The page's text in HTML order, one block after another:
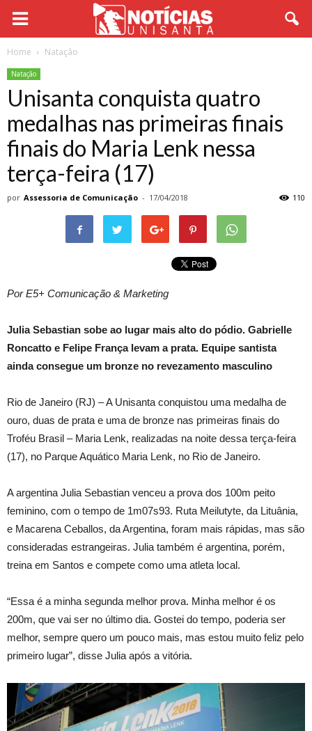
Home Natação
Natação
Unisanta conquista quatro
medalhas nas primeiras finais
finais do Maria Lenk nessa
terça-feira (17)
por Assessoria de Comunicação - 17/04/2018 110
Por E5+ Comunicação & Marketing
Julia Sebastian sobe ao lugar mais alto do pódio. Gabrielle
Roncatto e Felipe França levam a prata. Equipe santista
ainda consegue um bronze no revezamento masculino
Rio de Janeiro (RJ) – A Unisanta conquistou uma medalha de
ouro, duas de prata e uma de bronze nas primeiras finais do
Troféu Brasil – Maria Lenk, realizadas na noite dessa terça-feira
(17), no Parque Aquático Maria Lenk, no Rio de Janeiro.
A argentina Julia Sebastian venceu a prova dos 100m peito
feminino, com o tempo de 1m07s93. Ruta Meilutyte, da Lituânia,
e Macarena Ceballos, da Argentina, foram mais rápidas, mas são
consideradas estrangeiras. Julia também é argentina, porém,
treina em Santos e compete como uma atleta local.
“Essa é a minha segunda melhor prova. Minha melhor é os
200m, que vai ser no último dia. Gostei do tempo, poderia ser
melhor, sempre quero um pouco mais, mas estou muito feliz pelo
primeiro lugar”, disse Julia após a vitória.